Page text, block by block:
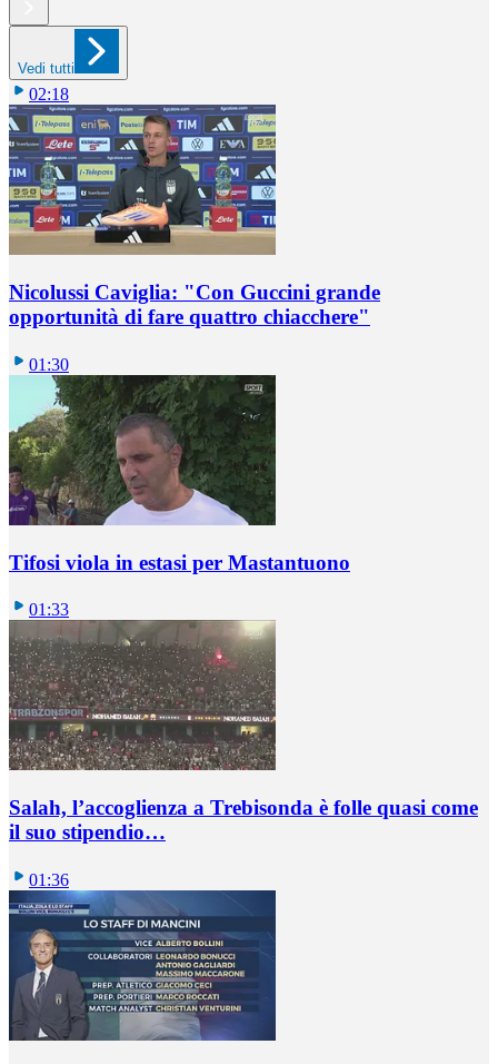
Vedi tutti
02:18
Nicolussi Caviglia: "Con Guccini grande
opportunità di fare quattro chiacchere"
01:30
Tifosi viola in estasi per Mastantuono
01:33
Salah, l’accoglienza a Trebisonda è folle quasi come
il suo stipendio…
01:36